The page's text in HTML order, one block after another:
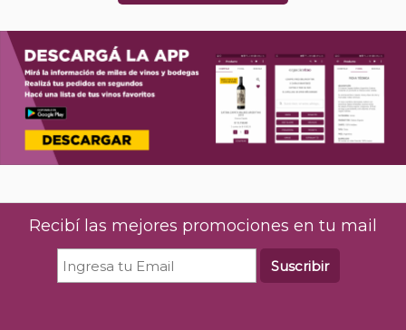
Recibí las mejores promociones en tu mail
Suscribir